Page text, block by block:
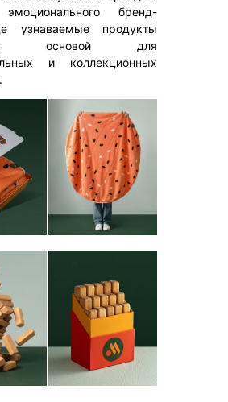
бренд-
узнаваемые продукты
основой для
и коллекционных